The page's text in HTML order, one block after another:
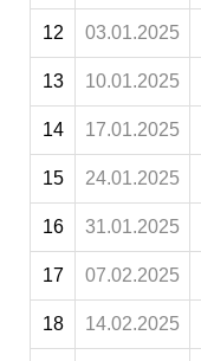
12 03.01.2025
13 10.01.2025
14 17.01.2025
15 24.01.2025
16 31.01.2025
17 07.02.2025
18 14.02.2025